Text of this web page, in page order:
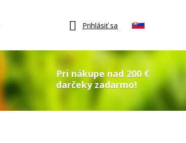
Prihlásiť sa
Pri nákupe nad 200 €
darčeky zadarmo!